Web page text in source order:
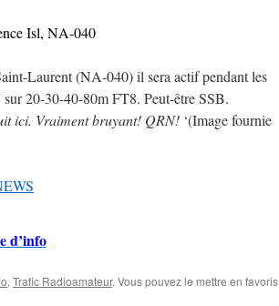
Isl, NA-040
Laurent (NA-040) il sera actif pendant les
20-30-40-80m FT8. Peut-être SSB.
ici. Vraiment bruyant! QRN! ‘(Image fournie
d’info
, Trafic Radioamateur. Vous pouvez le mettre en favoris